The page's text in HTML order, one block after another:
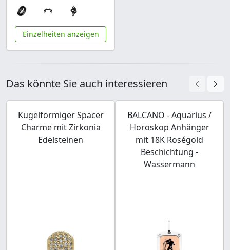
Einzelheiten anzeigen
Das könnte Sie auch interessieren
Kugelförmiger Spacer
Charme mit Zirkonia
Edelsteinen
BALCANO - Aquarius /
Horoskop Anhänger
mit 18K Roségold
Beschichtung -
Wassermann